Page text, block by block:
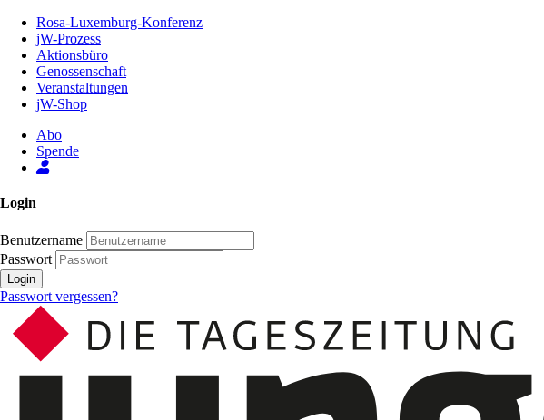
Inhalt
Seite
Rosa-Luxemburg-Konferenz
jW-Prozess
Aktionsbüro
Genossenschaft
Veranstaltungen
jW-Shop
Abo
Spende
Login
Benutzername
Passwort
Login
Passwort vergessen?